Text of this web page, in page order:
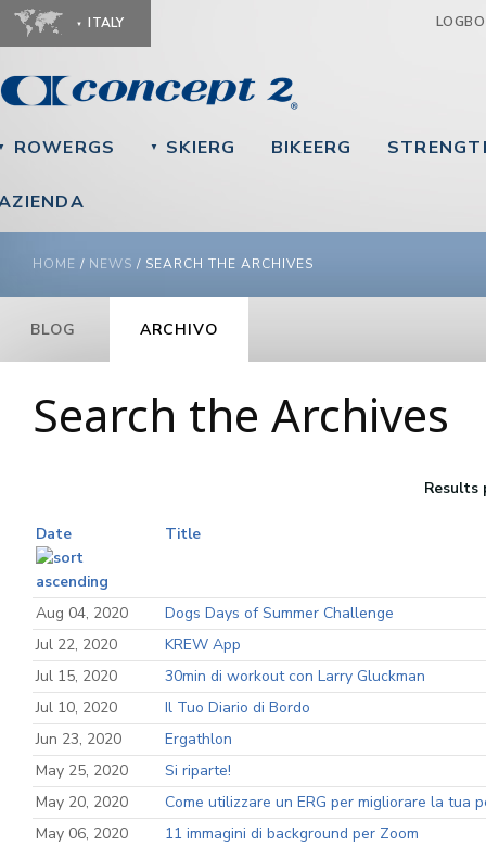
ITALY
ROWERGS ▼ SKIERG BIKEERG
YOU ARE HERE
HOME / NEWS / SEARCH THE ARCHIVES
BLOG ARCHIVO
Search the Archives
Results
Date Title
Aug 04, 2020
Dogs Days of Summer Challenge
Jul 22, 2020
KREW App
Jul 15, 2020
30min di workout con Larry Gluckman
Jul 10, 2020
Il Tuo Diario di Bordo
Jun 23, 2020
Ergathlon
May 25, 2020
Si riparte!
May 20, 2020
Come utilizzare un ERG per migliorare la tua
May 06, 2020
11 immagini di background per Zoom